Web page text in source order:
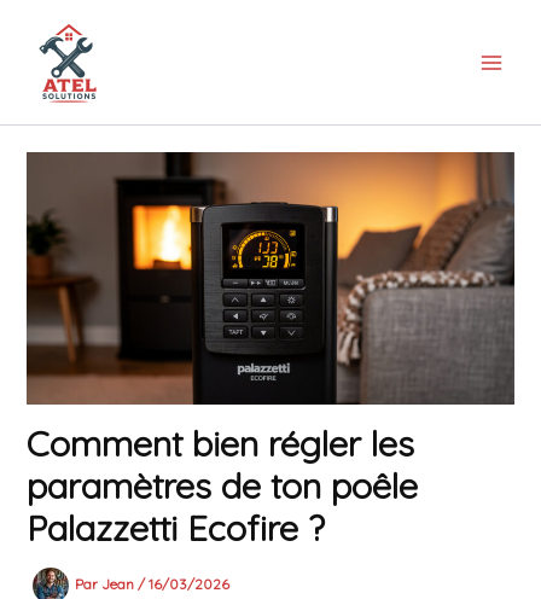
contenu
Comment bien régler les
paramètres de ton poêle
Palazzetti Ecofire ?
Par Jean/16/03/2026